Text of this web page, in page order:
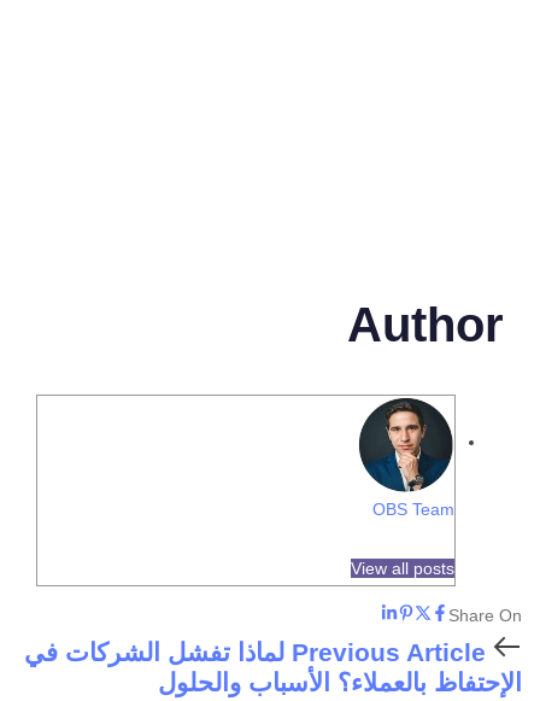
Author
OBS Team
View all posts
Share On
لماذا تفشل الشركات في
الإحتفاظ بالعملاء؟ الأسباب والحلول